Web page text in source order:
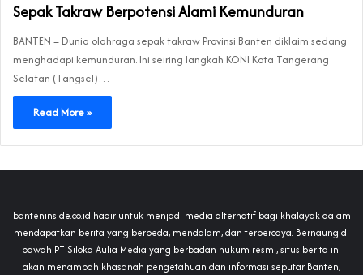
Sepak Takraw Berpotensi Alami Kemunduran
BANTEN – Dunia olahraga sepak takraw Provinsi Banten diklaim sedang
menghadapi kemunduran. Ini seiring langkah KONI Kota Tangerang
Selatan (Tangsel)…
Read More »
banteninside.co.id hadir untuk menjadi media alternatif bagi khalayak dalam
mendapatkan berita yang berbeda, mendalam, dan terpercaya. Bernaung di
bawah PT Siloka Aulia Media yang berbadan hukum resmi, situs berita ini
akan menambah khasanah pengetahuan dan informasi seputar Banten,